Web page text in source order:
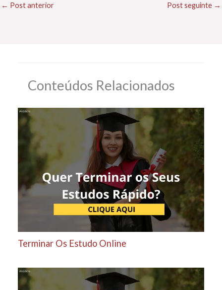
← Post anterior Post seguinte →
Conteúdos Relacionados
Terminar Os Estudo Online